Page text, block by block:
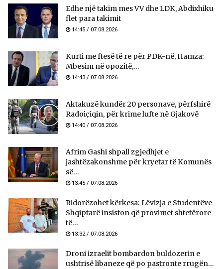
Edhe një takim mes VV dhe LDK, Abdixhiku
flet para takimit
14:45 / 07.08.2026
Kurti me ftesë të re për PDK-në, Hamza:
Mbesim në opozitë,...
14:43 / 07.08.2026
Aktakuzë kundër 20 personave, përfshirë
Radoiçiqin, për krime lufte në Gjakovë
14:40 / 07.08.2026
Afrim Gashi shpall zgjedhjet e
jashtëzakonshme për kryetar të Komunës
së...
13:45 / 07.08.2026
Ridorëzohet kërkesa: Lëvizja e Studentëve
Shqiptarë insiston që provimet shtetërore
të...
13:32 / 07.08.2026
Droni izraelit bombardon buldozerin e
ushtrisë libaneze që po pastronte rrugën...